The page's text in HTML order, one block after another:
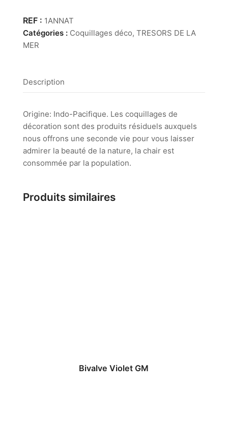
Imperialis
naturel
1ANNAT
Catégories : Coquillages déco, TRESORS DE LA
MER
Description
Origine: Indo-Pacifique. Les coquillages de
décoration sont des produits résiduels auxquels
nous offrons une seconde vie pour vous laisser
admirer la beauté de la nature, la chair est
consommée par la population.
Produits similaires
Bivalve Violet GM